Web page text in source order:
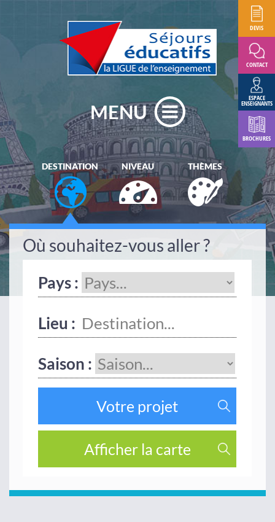
MENU
DEVIS
CONTACT
ESPACE
ENSEIGNANTS
BROCHURES
DESTINATION NIVEAU THÈMES
Où souhaitez-vous aller ?
Pays :
Lieu :
Saison :